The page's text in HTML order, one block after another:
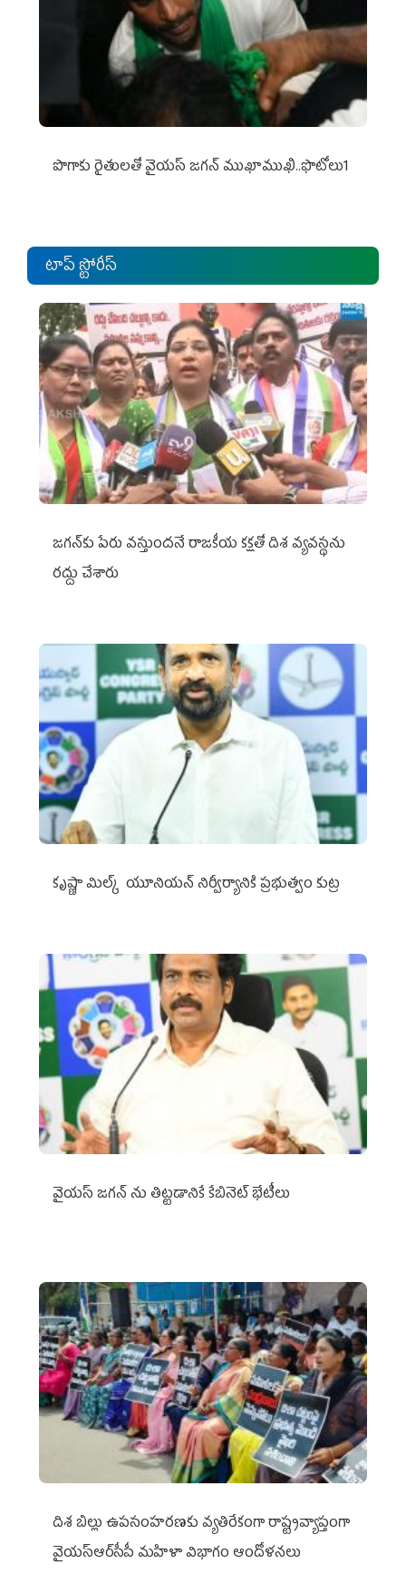
పొగాకు రైతుల‌తో వైయ‌స్ జ‌గ‌న్ ముఖాముఖి..ఫొటోలు1
టాప్ స్టోరీస్
జగన్‌కు పేరు వస్తుందనే రాజకీయ కక్షతో దిశ వ్య‌వ‌స్థ‌ను
రద్దు చేశారు
కృష్ణా మిల్క్‌ యూనియన్‌ నిర్వీర్యానికి ప్రభుత్వం కుట్ర
వైయ‌స్ జగన్‌ ను తిట్టడానికే కేబినెట్‌ భేటీలు
దిశ బిల్లు ఉపసంహరణకు వ్యతిరేకంగా రాష్ట్రవ్యాప్తంగా
వైయ‌స్ఆర్‌సీపీ మహిళా విభాగం ఆందోళనలు